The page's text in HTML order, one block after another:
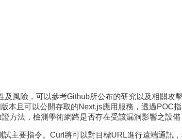
風險，可以參考Github所公布的研究以及相關攻
本且可以公開存取的Next.js應用服務，透過POC
方法，檢測學術網路是否存在受該漏洞影響之設
主要指令。Curl將可以對目標URL進行遠端通訊